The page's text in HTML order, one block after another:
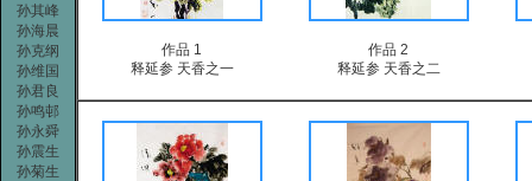
孙其峰
孙海晨
孙克纲
孙维国
孙君良
孙鸣邨
孙永舜
孙震生
孙菊生
作品 1
作品 2
释延参 天香之一
释延参 天香之二